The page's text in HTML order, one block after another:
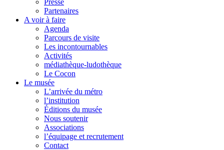
Partenaires
A voir à faire
Agenda
Parcours de visite
Les incontournables
Activités
médiathèque-ludothèque
Le Cocon
Le musée
L’arrivée du métro
l’institution
Éditions du musée
Nous soutenir
Associations
l’équipage et recrutement
Contact